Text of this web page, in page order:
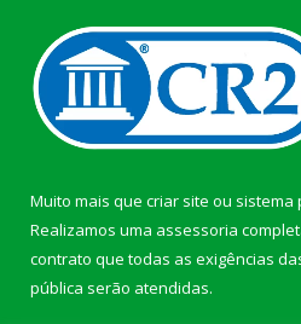
Muito mais que criar site ou sistema
Realizamos uma assessoria
contrato que todas as exigências
pública serão atendidas.